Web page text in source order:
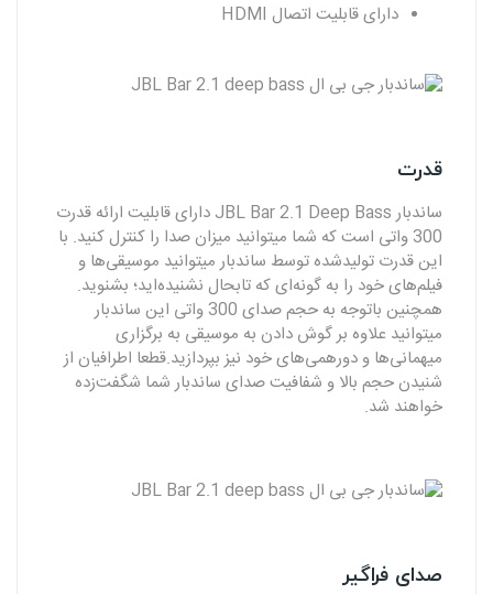
دارای قابلیت اتصال HDMI
قدرت
ساندبار JBL Bar 2.1 Deep Bass دارای قابلیت ارائه‌ قدرت
300 واتی است که شما میتوانید میزان صدا را کنترل کنید. با
این قدرت تولیدشده توسط ساندبار میتوانید موسیقی‌ها و
فیلم‌های خود را به گونه‌ای که تابحال نشنیده‌اید؛ بشنوید.
همچنین باتوجه به حجم صدای 300 واتی این ساندبار
میتوانید علاوه بر گوش دادن به موسیقی به برگزاری
میهمانی‌ها و دورهمی‌های خود نیز بپردازید.قطعا اطرافیان از
شنیدن حجم بالا و شفافیت صدای ساندبار شما شگفت‌زده
خواهند شد.
صدای فراگیر